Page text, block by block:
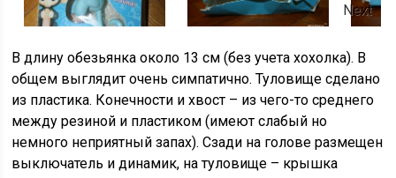
Next
В длину обезьянка около 13 см (без учета хохолка). В
общем выглядит очень симпатично. Туловище сделано
из пластика. Конечности и хвост – из чего-то среднего
между резиной и пластиком (имеют слабый но
немного неприятный запах). Сзади на голове размещен
выключатель и динамик, на туловище – крышка